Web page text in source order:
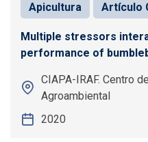
Apicultura Artículo
Multiple stressors
performance of
CIAPA-IRAF. Centro
Agroambiental
2020